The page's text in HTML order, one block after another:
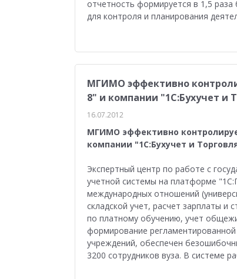
Медицина Бюджетные учреждения
отчетность формируется в 1,5
для контроля и планирования
МГИМО эффективно
8" и компании "1С:Бухучет и
16.07.2012
МГИМО эффективно
компании "1С:Бухучет и
Экспертный центр по работе с
учетной системы на платформе
международных отношений
складской учет, расчет зарплаты и
по платному обучению, учет
формирование
учреждений, обеспечен
3200 сотрудников вуза. В системе